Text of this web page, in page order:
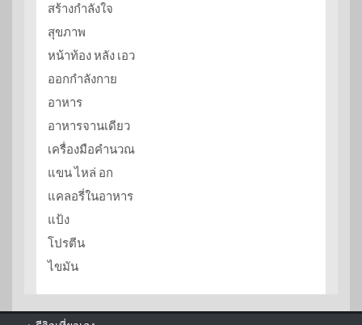
สร้างกำลังใจ
สุขภาพ
หน้าท้อง หลัง เอว
ออกกำลังกาย
อาหาร
อาหารจานเดียว
เครื่องมือคำนวณ
แขน ไหล่ อก
แคลอรี่ในอาหาร
แป้ง
โปรตีน
ไขมัน